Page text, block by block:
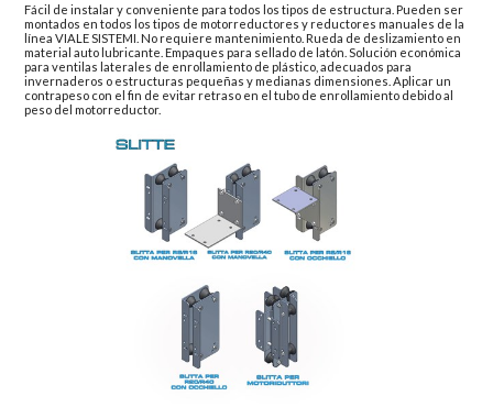
Fácil de instalar y conveniente para todos los tipos de estructura. Pueden ser
montados en todos los tipos de motorreductores y reductores manuales de la
línea VIALE SISTEMI. No requiere mantenimiento. Rueda de deslizamiento en
material auto lubricante. Empaques para sellado de latón. Solución económica
para ventilas laterales de enrollamiento de plástico, adecuados para
invernaderos o estructuras pequeñas y medianas dimensiones. Aplicar un
contrapeso con el fin de evitar retraso en el tubo de enrollamiento debido al
peso del motorreductor.